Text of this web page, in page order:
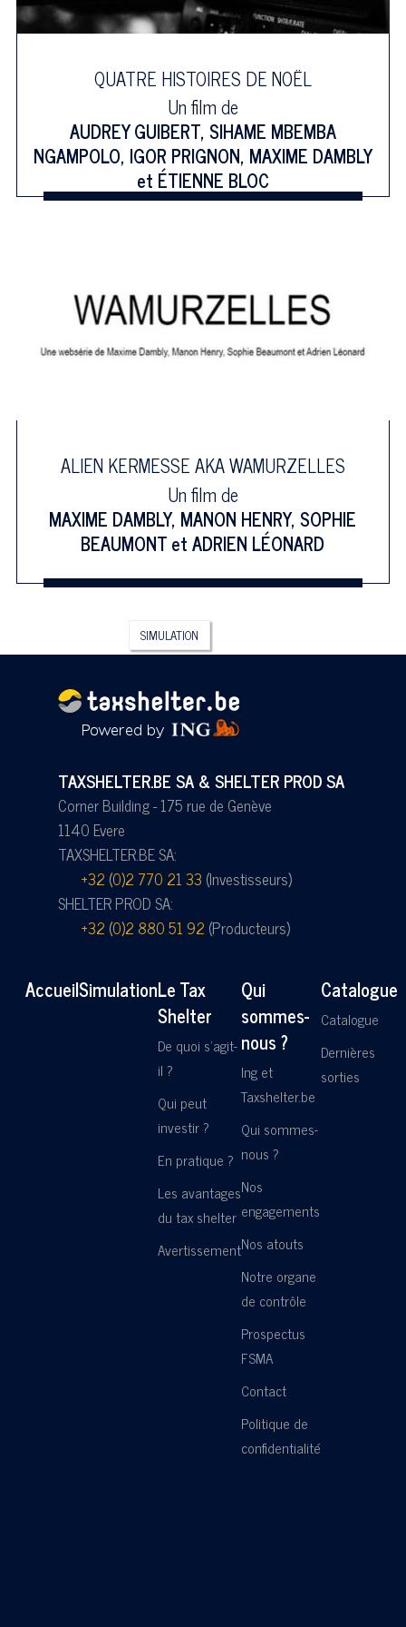
QUATRE HISTOIRES DE NOËL
Un film de
AUDREY GUIBERT,SIHAME MBEMBA
NGAMPOLO, IGOR PRIGNON, MAXIME DAMBLY
et ÉTIENNE BLOC
ALIEN KERMESSE AKA WAMURZELLES
Un film de
MAXIME DAMBLY, MANON HENRY,SOPHIE
BEAUMONTetADRIEN LÉONARD
SIMULATION
TAXSHELTER.BE SA & SHELTER PROD SA
Corner Building - 175 rue de Genève
1140 Evere
TAXSHELTER.BE SA:
+32 (0)2 770 21 33 (Investisseurs)
SHELTER PROD SA:
+32 (0)2 880 51 92 (Producteurs)
AccueilSimulationLe Tax
Shelter
De quoi s'agit-
il ?
Qui peut
investir ?
En pratique ?
Les avantages
du tax shelter
Avertissement
Qui
sommes-
nous ?
Ing et
Taxshelter.be
Qui sommes-
nous ?
Nos
engagements
Nos atouts
Notre organe
de contrôle
Prospectus
FSMA
Contact
Politique de
confidentialité
Catalogue
Catalogue
Dernières
sorties